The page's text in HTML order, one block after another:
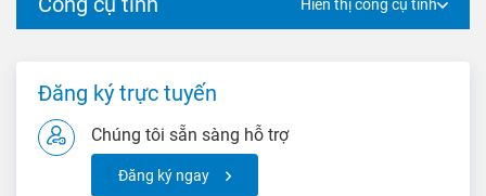
Hiển thị công cụ tính
Đăng ký trực tuyến
Chúng tôi sẵn sàng hỗ trợ
Đăng ký ngay